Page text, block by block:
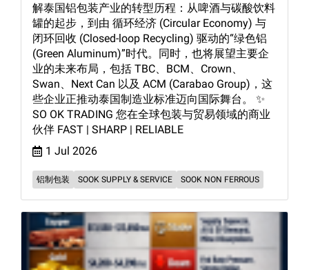
解泰国铝包装产业的转型历程：从啤酒与碳酸饮料
罐的起步，到由 循环经济 (Circular Economy) 与
闭环回收 (Closed-loop Recycling) 驱动的“绿色铝
(Green Aluminum)”时代。同时，也将展望主要企
业的未来布局，包括 TBC、BCM、Crown、
Swan、Next Can 以及 ACM (Carabao Group)，这
些企业正推动泰国制造业标准迈向国际舞台。 ✨
SO OK TRADING 您在全球包装与贸易领域的商业
伙伴 FAST | SHARP | RELIABLE
1 Jul 2026
铝制包装 SOOK SUPPLY & SERVICE SOOK NON FERROUS